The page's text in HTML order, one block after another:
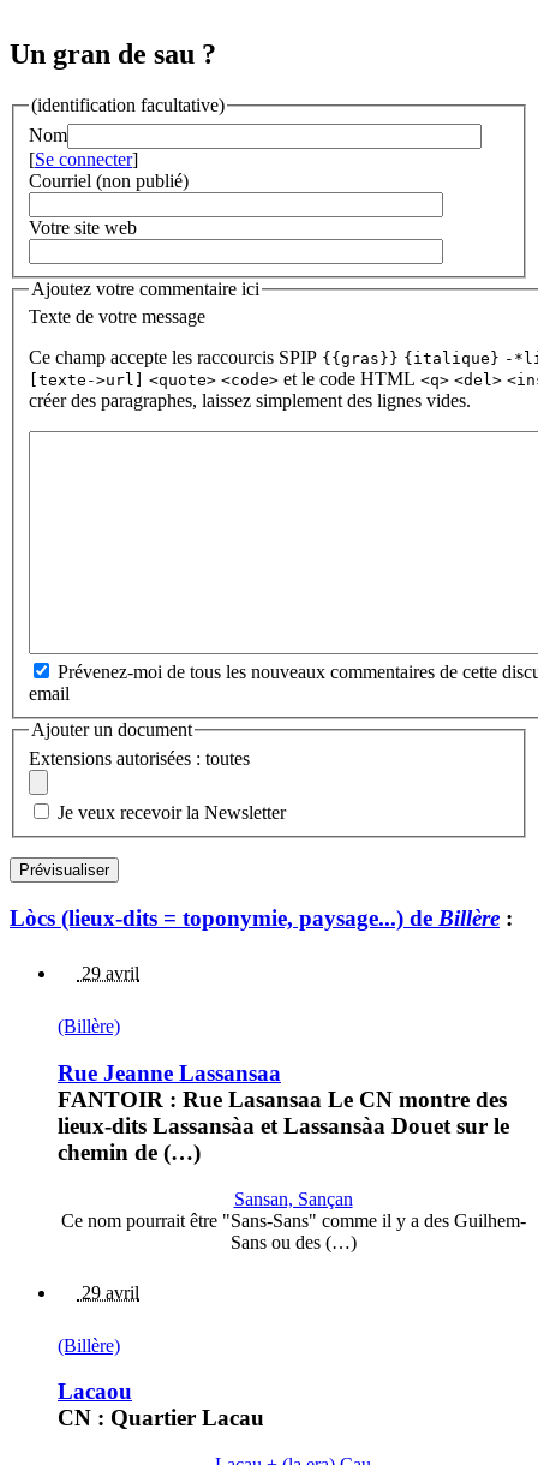
Un gran de sau ?
(identification facultative)
Nom
[Se connecter]
Courriel (non publié)
Votre site web
Ajoutez votre commentaire ici
Texte de votre message
Ce champ accepte les raccourcis SPIP {{gras}} {italique} -
[texte->url]
<quote> <code> et le code HTML <q> <del>
créer des paragraphes, laissez simplement des lignes vides.
Prévenez-moi de tous les nouveaux commentaires de cette
email
Ajouter un document
Extensions autorisées : toutes
Je veux recevoir la Newsletter
Lòcs (lieux-dits = toponymie, paysage...) de Billère :
29 avril
(Billère)
Rue Jeanne Lassansaa
FANTOIR : Rue Lasansaa Le CN montre des
lieux-dits Lassansàa et Lassansàa Douet sur le
chemin de (…)
Sansan, Sançan
Ce nom pourrait être "Sans-Sans" comme il y a des Guilhem-
Sans ou des (…)
29 avril
(Billère)
Lacaou
CN : Quartier Lacau